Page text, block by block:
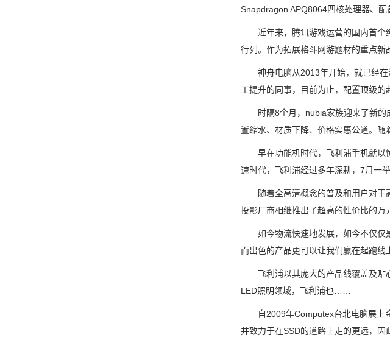
Snapdragon APQ8064四核处理器、配
近年来，腾讯游戏运营的国内首个纯
行列。作为拓展格斗网游题材的重点
神舟电脑从2013年开始，就已经在
工提升的同事，目前为止，配置顶级
时隔8个月，nubia家族迎来了新的成
置缩水、材质下降、价格实惠公道。随
早在功能机时代，飞利浦手机就以惊
速时代，飞利浦经过多年深耕，7月一
随着全高清概念的普及和用户对于
投影厂商相继推出了超高的性价比的
如今物流快速地发展，如今不仅仅是
而出色的产品更可以让我们赢在起跑
飞利浦以其庞大的产品线覆盖及贴心
LED照明领域，飞利浦也……
自2009年Computex台北电脑展上金
并致力于在SSD的道路上走的更远，因